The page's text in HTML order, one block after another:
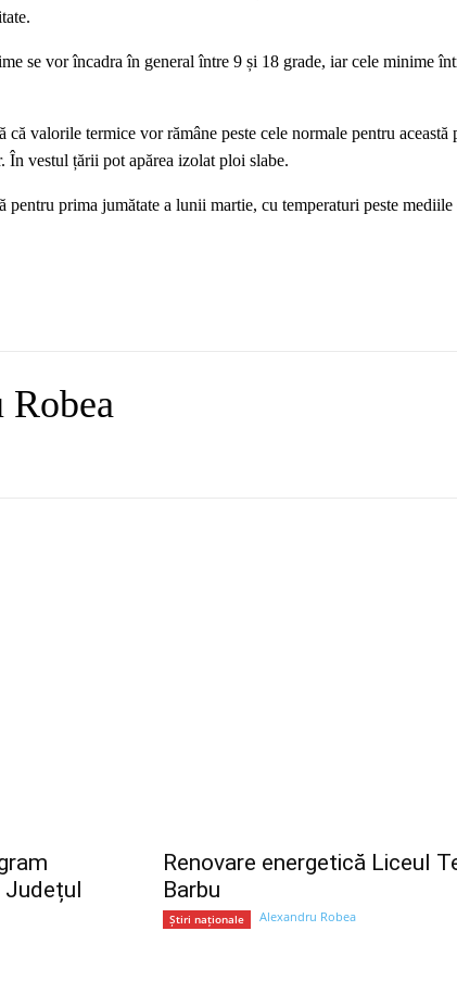
se vor încadra în general între 9 și 18 grade, iar cele minime
valorile termice vor rămâne peste cele normale pentru această
vestul țării pot apărea izolat ploi slabe.
prima jumătate a lunii martie, cu temperaturi peste
Județul
Renovare energetică Liceul
Barbu
Știri naționale Alexandru Robea